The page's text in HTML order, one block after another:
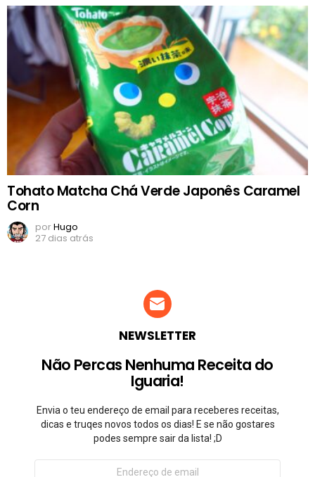
Tohato Matcha Chá Verde Japonês Caramel
Corn
porHugo
27 dias atrás
NEWSLETTER
Não Percas Nenhuma Receita do
Iguaria!
Envia o teu endereço de email para receberes receitas,
dicas e truqes novos todos os dias! E se não gostares
podes sempre sair da lista! ;D
Endereço